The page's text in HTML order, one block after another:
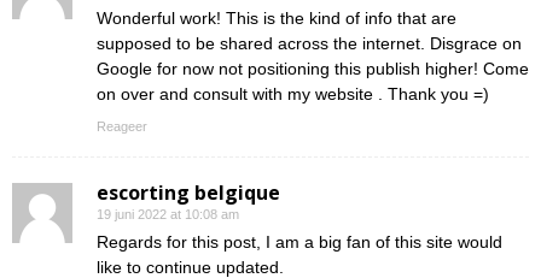
Wonderful work! This is the kind of info that are
supposed to be shared across the internet. Disgrace on
Google for now not positioning this publish higher! Come
on over and consult with my website . Thank you =)
Reageer
escorting belgique
19 juni 2022 at 10:08 am
Regards for this post, I am a big fan of this site would
like to continue updated.